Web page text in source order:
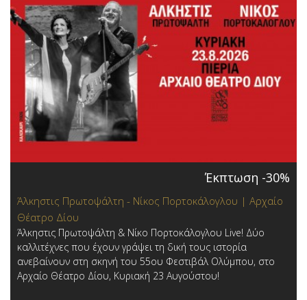
Έκπτωση -30%
Άλκηστις Πρωτοψάλτη - Νίκος Πορτοκάλογλου | Αρχαίο
Θέατρο Δίου
Άλκηστις Πρωτοψάλτη & Νίκο Πορτοκάλογλου Live! Δύο
καλλιτέχνες που έχουν γράψει τη δική τους ιστορία
ανεβαίνουν στη σκηνή του 55ου Φεστιβάλ Ολύμπου, στο
Αρχαίο Θέατρο Δίου, Κυριακή 23 Αυγούστου!